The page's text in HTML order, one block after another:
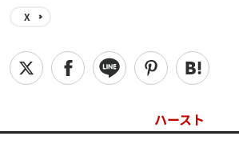
X
ハースト